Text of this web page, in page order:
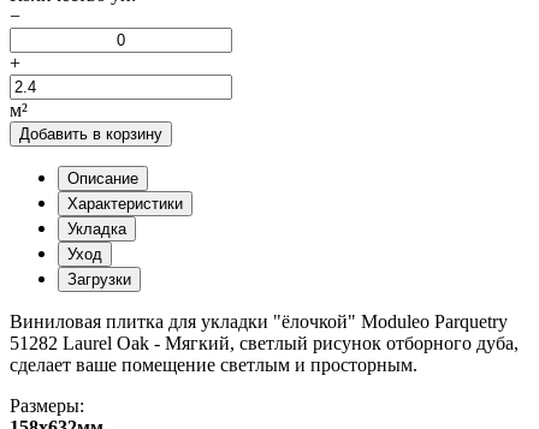
−
+
м²
Добавить в корзину
Описание
Характеристики
Укладка
Уход
Загрузки
Виниловая плитка для укладки "ёлочкой" Moduleo Parquetry
51282 Laurel Oak - Мягкий, светлый рисунок отборного дуба,
сделает ваше помещение светлым и просторным.
Размеры: